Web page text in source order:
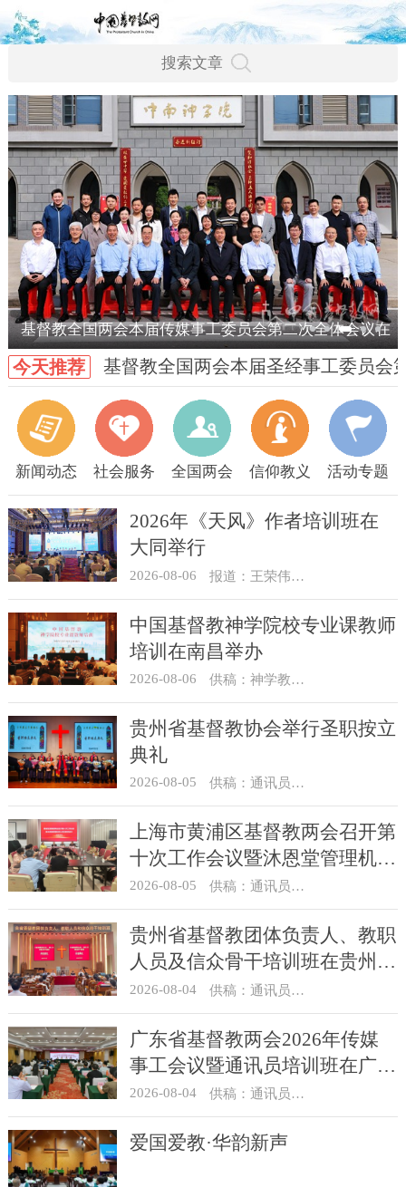
基督教全国两会本届传媒事工委员会第二次全体会议在
武汉召开
今天推荐 基督教全国两会本届圣经事工委员会
新闻动态 社会服务 全国两会 信仰教义 活动专题
2026年《天风》作者培训班在
大同举行
2026-08-06 报道：王荣伟 摄影：冯谦
中国基督教神学院校专业课教师
培训在南昌举办
2026-08-06 供稿：神学教育部
贵州省基督教协会举行圣职按立
典礼
2026-08-05 供稿：通讯员 杨菁
上海市黄浦区基督教两会召开第
十次工作会议暨沐恩堂管理机构
七月份联席会议
2026-08-05 供稿：通讯员 景健美
贵州省基督教团体负责人、教职
人员及信众骨干培训班在贵州圣
经学校举办
2026-08-04 供稿：通讯员 杨菁
广东省基督教两会2026年传媒
事工会议暨通讯员培训班在广州
举办
2026-08-04 供稿：通讯员 汪浩
爱国爱教·华韵新声